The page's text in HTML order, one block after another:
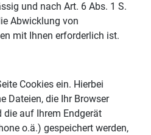
und nach Art. 6 Abs. 1 S.
Abwicklung von
mit Ihnen erforderlich ist.
Cookies ein. Hierbei
Dateien, die Ihr Browser
auf Ihrem Endgerät
o.ä.) gespeichert werden,